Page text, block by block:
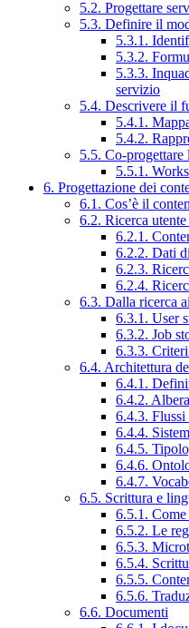
5.2. Progettare
5.3. Definire il
5.3.1.
5.3.2.
5.3.3.
servizio
5.4. Descrivere il
5.4.1.
5.4.2.
5.5. Co-progettare
5.5.1.
6. Progettazione dei
6.1. Cos’è il
6.2. Ricerca
6.2.1.
6.2.2. Dati
6.2.3.
6.2.4.
6.3. Dalla ricerca
6.3.1. User
6.3.2. Job
6.3.3.
6.4. Architettura
6.4.1.
6.4.2.
6.4.3.
6.4.4.
6.4.5.
6.4.6.
6.4.7.
6.5. Scrittura e
6.5.1.
6.5.2. Le
6.5.3.
6.5.4.
6.5.5.
6.5.6.
6.6. Documenti